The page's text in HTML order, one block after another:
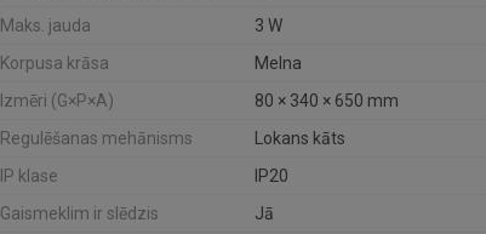
Maks. jauda
3 W
Korpusa krāsa
Melna
Izmēri (G×P×A)
80 × 340 × 650 mm
Regulēšanas mehānisms
Lokans kāts
IP klase
IP20
Gaismeklim ir slēdzis
Jā